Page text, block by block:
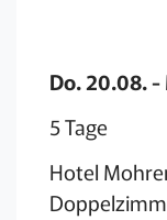
Do. 20.08.
5 Tage
Hotel